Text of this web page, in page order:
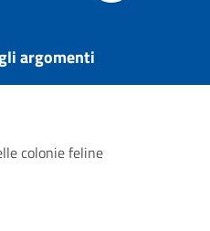
argomenti
colonie feline